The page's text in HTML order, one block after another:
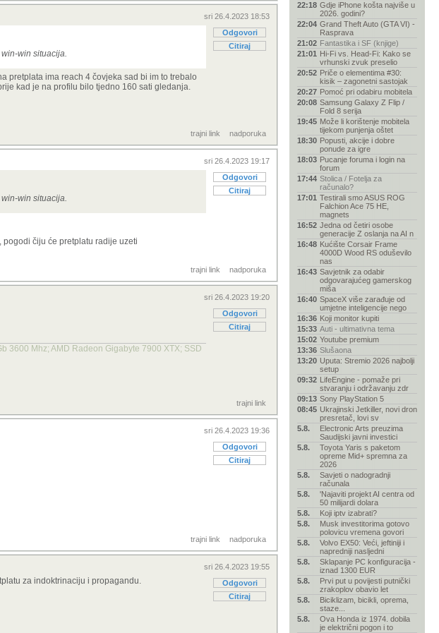
sri 26.4.2023 18:53
Odgovori
Citiraj
win situacija.
pretplata ima reach 4 čovjeka sad bi im to trebalo
kad je na profilu bilo tjedno 160 sati gledanja.
trajni link nadporuka
sri 26.4.2023 19:17
Odgovori
Citiraj
win situacija.
čiju će pretplatu radije uzeti
trajni link nadporuka
sri 26.4.2023 19:20
Odgovori
Citiraj
3600 Mhz; AMD Radeon Gigabyte 7900 XTX; SSD
trajni link
sri 26.4.2023 19:36
Odgovori
Citiraj
trajni link nadporuka
sri 26.4.2023 19:55
Odgovori
Citiraj
za indoktrinaciju i propagandu.
22:18 Gdje iPhone košta najviše u
2026. godini?
22:04 Grand Theft Auto (GTA VI) -
Rasprava
21:02 Fantastika i SF (knjige)
21:01 Hi-Fi vs. Head-Fi: Kako se
vrhunski zvuk preselio
20:52 Priče o elementima #30:
kisik – zagonetni sastojak
20:27 Pomoć pri odabiru mobitela
20:08 Samsung Galaxy Z Flip /
Fold 8 serija
19:45 Može li korištenje mobitela
tijekom punjenja oštet
18:30 Popusti, akcije i dobre
ponude za igre
18:03 Pucanje foruma i login na
forum
17:44 Stolica / Fotelja za
računalo?
17:01 Testirali smo ASUS ROG
Falchion Ace 75 HE,
magnets
16:52 Jedna od četiri osobe
generacije Z oslanja na AI n
16:48 Kućište Corsair Frame
4000D Wood RS oduševilo
nas
16:43 Savjetnik za odabir
odgovarajućeg gamerskog
miša
16:40 SpaceX više zarađuje od
umjetne inteligencije nego
16:36 Koji monitor kupiti
15:33 Auti - ultimativna tema
15:02 Youtube premium
13:36 Slušaona
13:20 Uputa: Stremio 2026 najbolji
setup
09:32 LifeEngine - pomaže pri
stvaranju i održavanju zdr
09:13 Sony PlayStation 5
08:45 Ukrajinski Jetkiller, novi dron
presretač, lovi sv
5.8.
Electronic Arts preuzima
Saudijski javni investici
5.8.
Toyota Yaris s paketom
opreme Mid+ spremna za
2026
5.8.
Savjeti o nadogradnji
računala
5.8.
'Najaviti projekt AI centra od
50 milijardi dolara
5.8.
Koji iptv izabrati?
5.8.
Musk investitorima gotovo
polovicu vremena govori
5.8.
Volvo EX50: Veći, jeftiniji i
napredniji nasljedni
5.8.
Sklapanje PC konfiguracija -
iznad 1300 EUR
5.8.
Prvi put u povijesti putnički
zrakoplov obavio let
5.8.
Biciklizam, bicikli, oprema,
staze...
5.8.
Ova Honda iz 1974. dobila
je električni pogon i to